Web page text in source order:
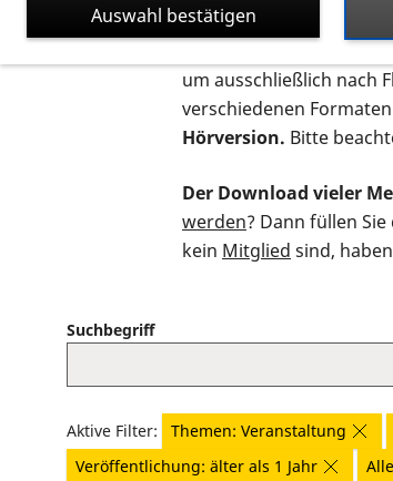
Auf dieser Seite finden
um ausschließlich nach
verschiedenen
Hörversion. Bitte
Der Download vieler
werden? Dann füllen Sie
kein Mitglied sind,
Suchbegriff
Aktive Filter: Themen: Veranstaltung
Veröffentlichung: älter als 1 Jahr
Auswahl bestätigen